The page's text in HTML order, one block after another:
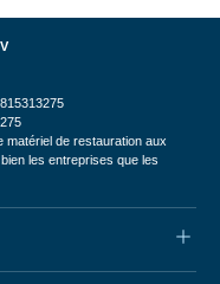
de restauration aux
les entreprises que les